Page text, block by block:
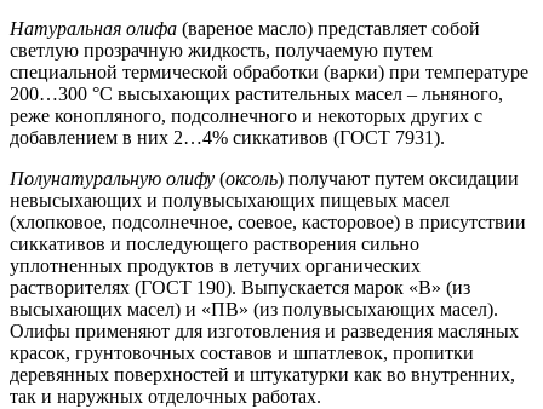
Натуральная олифа (вареное масло) представляет собой
светлую прозрачную жидкость, получаемую путем
специальной термической обработки (варки) при температуре
200…300 °С высыхающих растительных масел – льняного,
реже конопляного, подсолнечного и некоторых других с
добавлением в них 2…4% сиккативов (ГОСТ 7931).
Полунатуральную олифу (оксоль) получают путем оксидации
невысыхающих и полувысыхающих пищевых масел
(хлопковое, подсолнечное, соевое, касторовое) в присутствии
сиккативов и последующего растворения сильно
уплотненных продуктов в летучих органических
растворителях (ГОСТ 190). Выпускается марок «В» (из
высыхающих масел) и «ПВ» (из полувысыхающих масел).
Олифы применяют для изготовления и разведения масляных
красок, грунтовочных составов и шпатлевок, пропитки
деревянных поверхностей и штукатурки как во внутренних,
так и наружных отделочных работах.